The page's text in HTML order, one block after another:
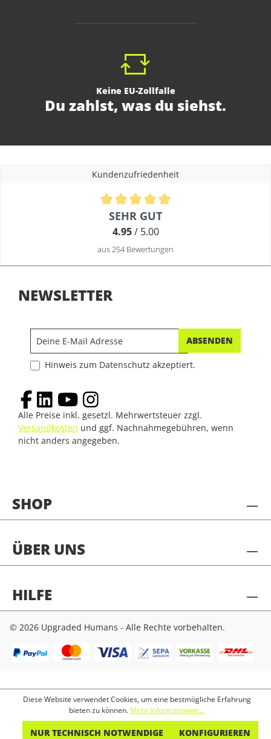
Keine EU-Zollfalle
Du zahlst, was du siehst.
Kundenzufriedenheit
Durchschnittliche Bewertung von 4.9 von 5 Sternen
SEHR GUT
4.95/ 5.00
aus 254 Bewertungen
SHOP
ÜBER UNS
HILFE
NEWSLETTER
ABSENDEN
Hinweis zum Datenschutz akzeptiert.
Alle Preise inkl. gesetzl. Mehrwertsteuer zzgl.
Versandkosten und ggf. Nachnahmegebühren, wenn
nicht anders angegeben.
© 2026 Upgraded Humans - Alle Rechte vorbehalten.
Diese Website verwendet Cookies, um eine bestmögliche Erfahrung
bieten zu können. Mehr Informationen ...
NUR TECHNISCH NOTWENDIGE KONFIGURIEREN